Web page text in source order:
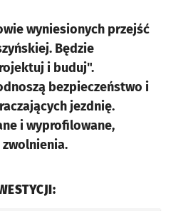
wyniesionych przejść
Będzie
i buduj".
bezpieczeństwo i
jezdnię.
i wyprofilowane,